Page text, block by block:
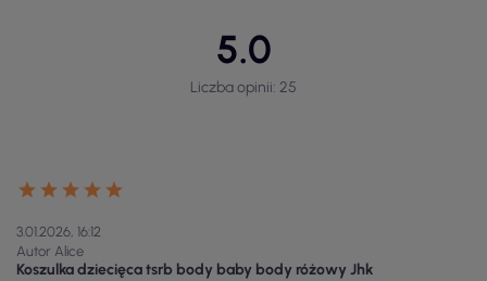
5.0
Liczba opinii: 25
3.01.2026, 16:12
Autor Alice
Koszulka dziecięca tsrb body baby body różowy Jhk